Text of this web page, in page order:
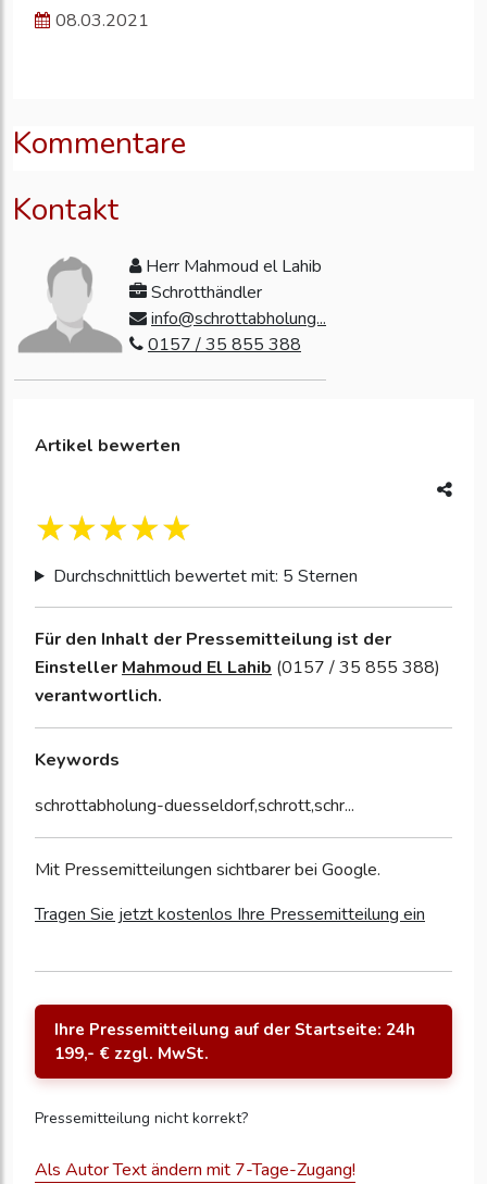
08.03.2021
Kommentare
Kontakt
Herr Mahmoud el Lahib
Schrotthändler
info@schrottabholung...
0157 / 35 855 388
Artikel bewerten
Durchschnittlich bewertet mit: 5 Sternen
Für den Inhalt der Pressemitteilung ist der
Einsteller Mahmoud El Lahib (0157 / 35 855 388)
verantwortlich.
Keywords
schrottabholung-duesseldorf,schrott,schr...
Mit Pressemitteilungen sichtbarer bei Google.
Tragen Sie jetzt kostenlos Ihre Pressemitteilung ein
Ihre Pressemitteilung auf der Startseite: 24h
199,- € zzgl. MwSt.
Pressemitteilung nicht korrekt?
Als Autor Text ändern mit 7-Tage-Zugang!